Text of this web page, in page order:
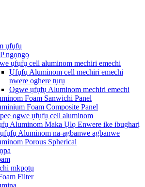
ụfụfụ
ngọngọ
ụfụfụ cell aluminom mechiri emechi
Ụfụfụ Aluminom cell mechiri emechi
nwere oghere tụrụ
Ogwe ụfụfụ Aluminom mechiri emechi
Foam Sanwichi Panel
Foam Composite Panel
ogwe ụfụfụ cell aluminom
Aluminom Maka Ụlọ Enwere ike ibugharị
Aluminom na-agbanwe agbanwe
Porous Spherical
mkpọtụ
Filter